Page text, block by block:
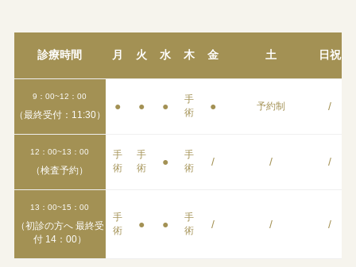
診療時間 月 火 水 木 金 土 日祝
9：00~12：00
（最終受付：11:30）
● ● ●
手
術
● 予約制 /
12：00~13：00
（検査予約）
手
術
手
術
●
手
術
/ / /
13：00~15：00
（初診の方へ 最終受
付 14：00）
手
術
● ●
手
術
/ / /